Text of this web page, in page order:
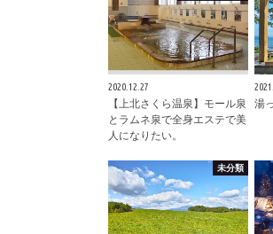
2020.12.27
【上北さくら温泉】モール泉
とラムネ泉で全身エステで美
人になりたい。
湯
未分類